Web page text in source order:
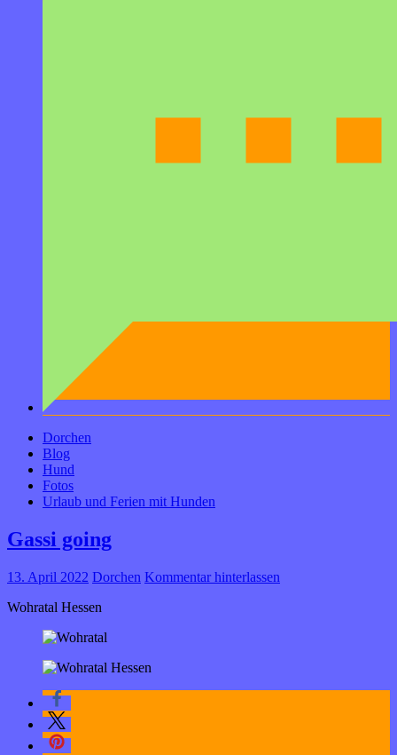
Dorchen
Blog
Hund
Fotos
Urlaub und Ferien mit Hunden
Gassi going
13. April 2022 Dorchen Kommentar hinterlassen
Wohratal Hessen